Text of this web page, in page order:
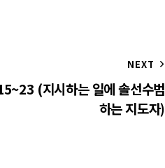
NEXT
(지시하는 일에 솔선수범
하는 지도자)